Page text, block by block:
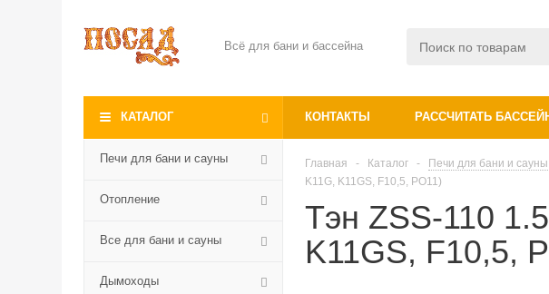
Всё для бани и бассейна
КАТАЛОГ КОНТАКТЫ РАССЧИТАТЬ
Печи для бани и сауны
Отопление
Все для бани и сауны
Дымоходы
Главная - Каталог - Печи для бани и сауны
K11G, K11GS, F10,5, PO11)
Тэн ZSS-110
K11GS, F10,5,